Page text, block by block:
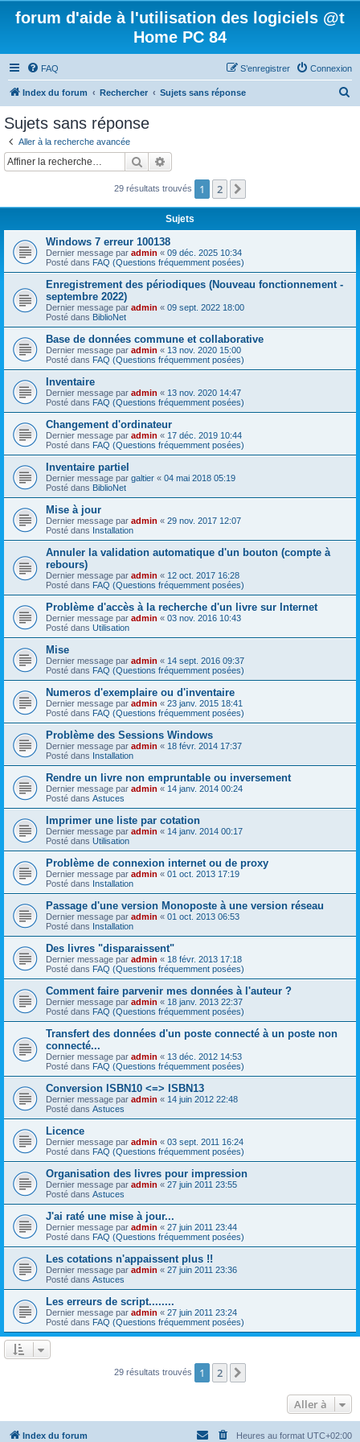
forum d'aide à l'utilisation des logiciels @t
Home PC 84
FAQ Connexion
S’enregistrer
Index du forum Rechercher Sujets sans réponse
c
Sujets sans réponse
Aller à la recherche avancée
Rechercher
29 résultats trouvés 1 2
Sujets
Windows 7 erreur 100138
Dernier message par admin « 09 déc. 2025 10:34
Posté dans FAQ (Questions fréquemment posées)
Enregistrement des périodiques (Nouveau fonctionnement -
septembre 2022)
Dernier message par admin « 09 sept. 2022 18:00
Posté dans BiblioNet
Base de données commune et collaborative
Dernier message par admin « 13 nov. 2020 15:00
Posté dans FAQ (Questions fréquemment posées)
Inventaire
Dernier message par admin « 13 nov. 2020 14:47
Posté dans FAQ (Questions fréquemment posées)
Changement d'ordinateur
Dernier message par admin « 17 déc. 2019 10:44
Posté dans FAQ (Questions fréquemment posées)
Inventaire partiel
Dernier message par galtier « 04 mai 2018 05:19
Posté dans BiblioNet
Mise à jour
Dernier message par admin « 29 nov. 2017 12:07
Posté dans Installation
Annuler la validation automatique d'un bouton (compte à
rebours)
Dernier message par admin « 12 oct. 2017 16:28
Posté dans FAQ (Questions fréquemment posées)
Problème d'accès à la recherche d'un livre sur Internet
Dernier message par admin « 03 nov. 2016 10:43
Posté dans Utilisation
Mise
Dernier message par admin « 14 sept. 2016 09:37
Posté dans FAQ (Questions fréquemment posées)
Numeros d'exemplaire ou d'inventaire
Dernier message par admin « 23 janv. 2015 18:41
Posté dans FAQ (Questions fréquemment posées)
Problème des Sessions Windows
Dernier message par admin « 18 févr. 2014 17:37
Posté dans Installation
Rendre un livre non empruntable ou inversement
Dernier message par admin « 14 janv. 2014 00:24
Posté dans Astuces
Imprimer une liste par cotation
Dernier message par admin « 14 janv. 2014 00:17
Posté dans Utilisation
Problème de connexion internet ou de proxy
Dernier message par admin « 01 oct. 2013 17:19
Posté dans Installation
Passage d'une version Monoposte à une version réseau
Dernier message par admin « 01 oct. 2013 06:53
Posté dans Installation
Des livres "disparaissent"
Dernier message par admin « 18 févr. 2013 17:18
Posté dans FAQ (Questions fréquemment posées)
Comment faire parvenir mes données à l'auteur ?
Dernier message par admin « 18 janv. 2013 22:37
Posté dans FAQ (Questions fréquemment posées)
Transfert des données d'un poste connecté à un poste non
connecté...
Dernier message par admin « 13 déc. 2012 14:53
Posté dans FAQ (Questions fréquemment posées)
Conversion ISBN10 <=> ISBN13
Dernier message par admin « 14 juin 2012 22:48
Posté dans Astuces
Licence
Dernier message par admin « 03 sept. 2011 16:24
Posté dans FAQ (Questions fréquemment posées)
Organisation des livres pour impression
Dernier message par admin « 27 juin 2011 23:55
Posté dans Astuces
J'ai raté une mise à jour...
Dernier message par admin « 27 juin 2011 23:44
Posté dans FAQ (Questions fréquemment posées)
Les cotations n'appaissent plus !!
Dernier message par admin « 27 juin 2011 23:36
Posté dans Astuces
Les erreurs de script........
Dernier message par admin « 27 juin 2011 23:24
Posté dans FAQ (Questions fréquemment posées)
29 résultats trouvés 1 2
Aller à
Index du forum Heures au format UTC+02:00